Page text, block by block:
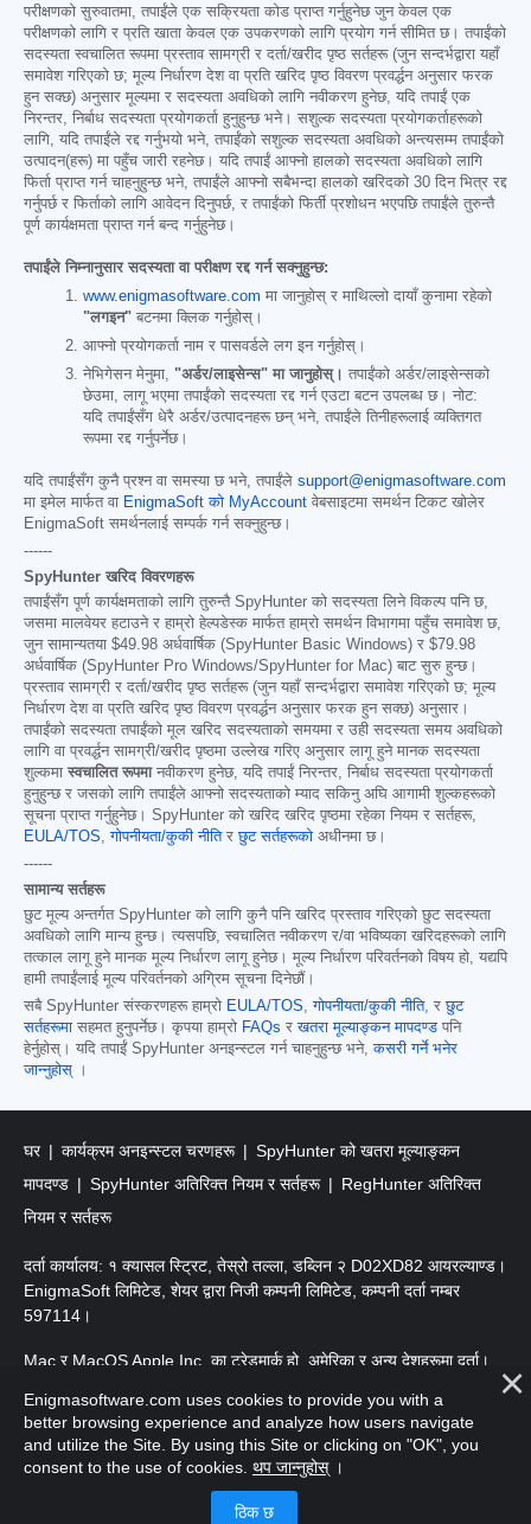
परीक्षणको सुरुवातमा, तपाईंले एक सक्रियता कोड प्राप्त गर्नुहुनेछ जुन केवल एक
परीक्षणको लागि र प्रति खाता केवल एक उपकरणको लागि प्रयोग गर्न सीमित छ। तपाईंको
सदस्यता स्वचालित रूपमा प्रस्ताव सामग्री र दर्ता/खरीद पृष्ठ सर्तहरू (जुन सन्दर्भद्वारा यहाँ
समावेश गरिएको छ; मूल्य निर्धारण देश वा प्रति खरिद पृष्ठ विवरण प्रवर्द्धन अनुसार फरक
हुन सक्छ) अनुसार मूल्यमा र सदस्यता अवधिको लागि नवीकरण हुनेछ, यदि तपाईं एक
निरन्तर, निर्बाध सदस्यता प्रयोगकर्ता हुनुहुन्छ भने। सशुल्क सदस्यता प्रयोगकर्ताहरूको
लागि, यदि तपाईंले रद्द गर्नुभयो भने, तपाईंको सशुल्क सदस्यता अवधिको अन्त्यसम्म तपाईंको
उत्पादन(हरू) मा पहुँच जारी रहनेछ। यदि तपाईं आफ्नो हालको सदस्यता अवधिको लागि
फिर्ता प्राप्त गर्न चाहनुहुन्छ भने, तपाईंले आफ्नो सबैभन्दा हालको खरिदको 30 दिन भित्र रद्द
गर्नुपर्छ र फिर्ताको लागि आवेदन दिनुपर्छ, र तपाईंको फिर्ती प्रशोधन भएपछि तपाईंले तुरुन्तै
पूर्ण कार्यक्षमता प्राप्त गर्न बन्द गर्नुहुनेछ।
तपाईंले निम्नानुसार सदस्यता वा परीक्षण रद्द गर्न सक्नुहुन्छ:
www.enigmasoftware.com मा जानुहोस् र माथिल्लो दायाँ कुनामा रहेको
"लगइन" बटनमा क्लिक गर्नुहोस्।
आफ्नो प्रयोगकर्ता नाम र पासवर्डले लग इन गर्नुहोस्।
नेभिगेसन मेनुमा, "अर्डर/लाइसेन्स" मा जानुहोस्। तपाईंको अर्डर/लाइसेन्सको
छेउमा, लागू भएमा तपाईंको सदस्यता रद्द गर्न एउटा बटन उपलब्ध छ। नोट:
यदि तपाईंसँग धेरै अर्डर/उत्पादनहरू छन् भने, तपाईंले तिनीहरूलाई व्यक्तिगत
रूपमा रद्द गर्नुपर्नेछ।
यदि तपाईंसँग कुनै प्रश्न वा समस्या छ भने, तपाईंले support@enigmasoftware.com
मा इमेल मार्फत वा EnigmaSoft को MyAccount वेबसाइटमा समर्थन टिकट खोलेर
EnigmaSoft समर्थनलाई सम्पर्क गर्न सक्नुहुन्छ।
------
SpyHunter खरिद विवरणहरू
तपाईंसँग पूर्ण कार्यक्षमताको लागि तुरुन्तै SpyHunter को सदस्यता लिने विकल्प पनि छ,
जसमा मालवेयर हटाउने र हाम्रो हेल्पडेस्क मार्फत हाम्रो समर्थन विभागमा पहुँच समावेश छ,
जुन सामान्यतया $49.98 अर्धवार्षिक (SpyHunter Basic Windows) र $79.98
अर्धवार्षिक (SpyHunter Pro Windows/SpyHunter for Mac) बाट सुरु हुन्छ।
प्रस्ताव सामग्री र दर्ता/खरीद पृष्ठ सर्तहरू (जुन यहाँ सन्दर्भद्वारा समावेश गरिएको छ; मूल्य
निर्धारण देश वा प्रति खरिद पृष्ठ विवरण प्रवर्द्धन अनुसार फरक हुन सक्छ) अनुसार।
तपाईंको सदस्यता तपाईंको मूल खरिद सदस्यताको समयमा र उही सदस्यता समय अवधिको
लागि वा प्रवर्द्धन सामग्री/खरीद पृष्ठमा उल्लेख गरिए अनुसार लागू हुने मानक सदस्यता
शुल्कमा स्वचालित रूपमानवीकरण हुनेछ, यदि तपाईं निरन्तर, निर्बाध सदस्यता प्रयोगकर्ता
हुनुहुन्छ र जसको लागि तपाईंले आफ्नो सदस्यताको म्याद सकिनु अघि आगामी शुल्कहरूको
सूचना प्राप्त गर्नुहुनेछ। SpyHunter को खरिद खरिद पृष्ठमा रहेका नियम र सर्तहरू,
EULA/TOS,गोपनीयता/कुकी नीतिरछुट सर्तहरूको अधीनमा छ।
------
सामान्य सर्तहरू
छुट मूल्य अन्तर्गत SpyHunter को लागि कुनै पनि खरिद प्रस्ताव गरिएको छुट सदस्यता
अवधिको लागि मान्य हुन्छ। त्यसपछि, स्वचालित नवीकरण र/वा भविष्यका खरिदहरूको लागि
तत्काल लागू हुने मानक मूल्य निर्धारण लागू हुनेछ। मूल्य निर्धारण परिवर्तनको विषय हो, यद्यपि
हामी तपाईंलाई मूल्य परिवर्तनको अग्रिम सूचना दिनेछौं।
सबै SpyHunter संस्करणहरू हाम्रो EULA/TOS,गोपनीयता/कुकी नीति, रछुट
सर्तहरूमा सहमत हुनुपर्नेछ। कृपया हाम्रो FAQs रखतरा मूल्याङ्कन मापदण्ड पनि
हेर्नुहोस्। यदि तपाईं SpyHunter अनइन्स्टल गर्न चाहनुहुन्छ भने,कसरी गर्ने भनेर
जान्नुहोस् ।
घर कार्यक्रम अनइन्स्टल चरणहरू
SpyHunter को खतरा मूल्याङ्कन
मापदण्ड
SpyHunter अतिरिक्त नियम र सर्तहरू
RegHunter अतिरिक्त
नियम र सर्तहरू
दर्ता कार्यालय: १ क्यासल स्ट्रिट, तेस्रो तल्ला, डब्लिन २ D02XD82 आयरल्याण्ड।
EnigmaSoft लिमिटेड, शेयर द्वारा निजी कम्पनी लिमिटेड, कम्पनी दर्ता नम्बर
597114।
Mac र MacOS Apple Inc. का ट्रेडमार्क हो, अमेरिका र अन्य देशहरूमा दर्ता।
प्रतिलिपि अधिकार 2016-2026। EnigmaSoft Ltd. सर्वाधिकार सुरक्षित।
Enigmasoftware.com uses cookies to provide you with a
better browsing experience and analyze how users navigate
and utilize the Site. By using this Site or clicking on "OK", you
consent to the use of cookies. थप जान्नुहोस्।